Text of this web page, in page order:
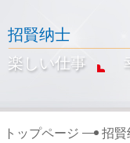
招賢纳士
楽しい仕事
トップページ 招賢